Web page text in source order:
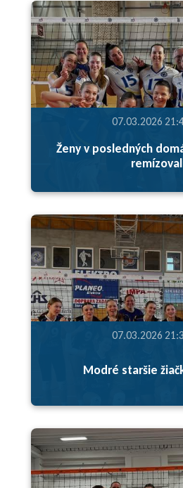
07.03.2026
Ženy v posledných
07.03.2026
Modré staršie